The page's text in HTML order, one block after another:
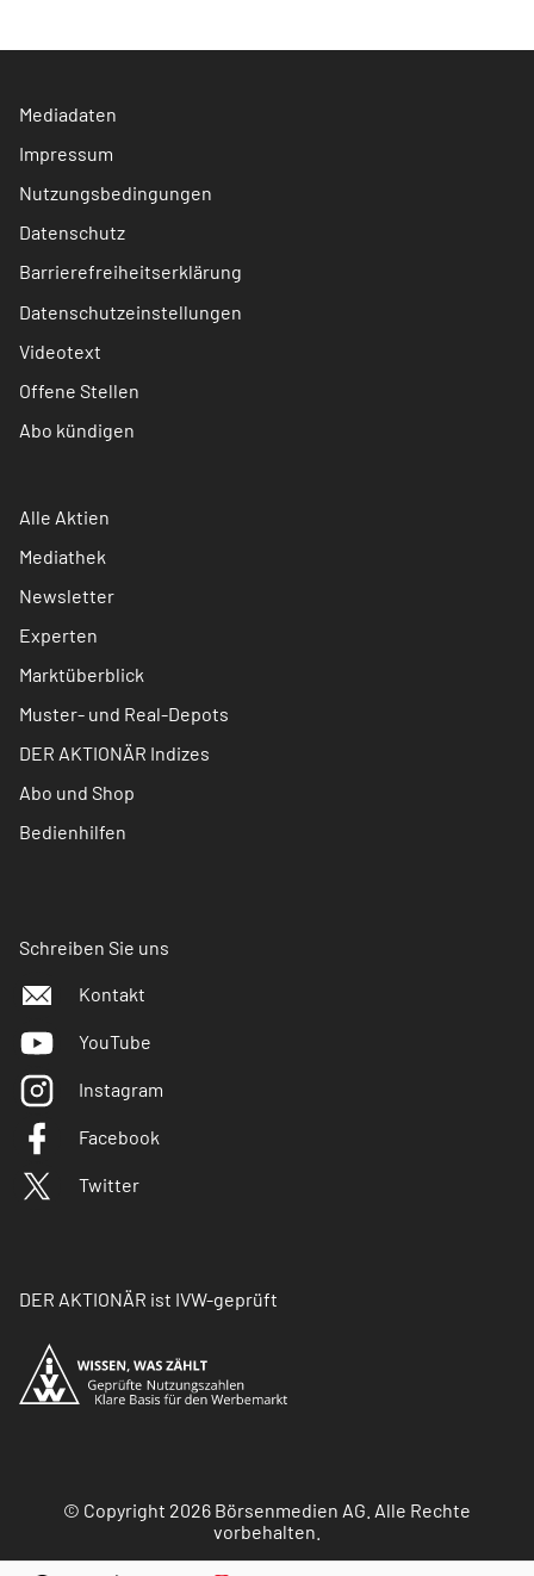
Mediadaten
Impressum
Nutzungsbedingungen
Datenschutz
Barrierefreiheitserklärung
Datenschutzeinstellungen
Videotext
Offene Stellen
Abo kündigen
Alle Aktien
Mediathek
Newsletter
Experten
Marktüberblick
Muster- und Real-Depots
DER AKTIONÄR Indizes
Abo und Shop
Bedienhilfen
Schreiben Sie uns
Kontakt
YouTube
Instagram
Facebook
Twitter
DER AKTIONÄR ist IVW-geprüft
© Copyright 2026 Börsenmedien AG. Alle Rechte
vorbehalten.